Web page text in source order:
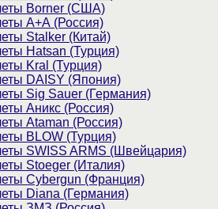
Borner (США)
А+А (Россия)
Stalker (Китай)
Hatsan (Турция)
Kral (Турция)
DAISY (Япония)
Sig Sauer (Германия)
Аникс (Россия)
Ataman (Россия)
BLOW (Турция)
SWISS ARMS (Швейцария)
Stoeger (Италия)
Cybergun (Франция)
Diana (Германия)